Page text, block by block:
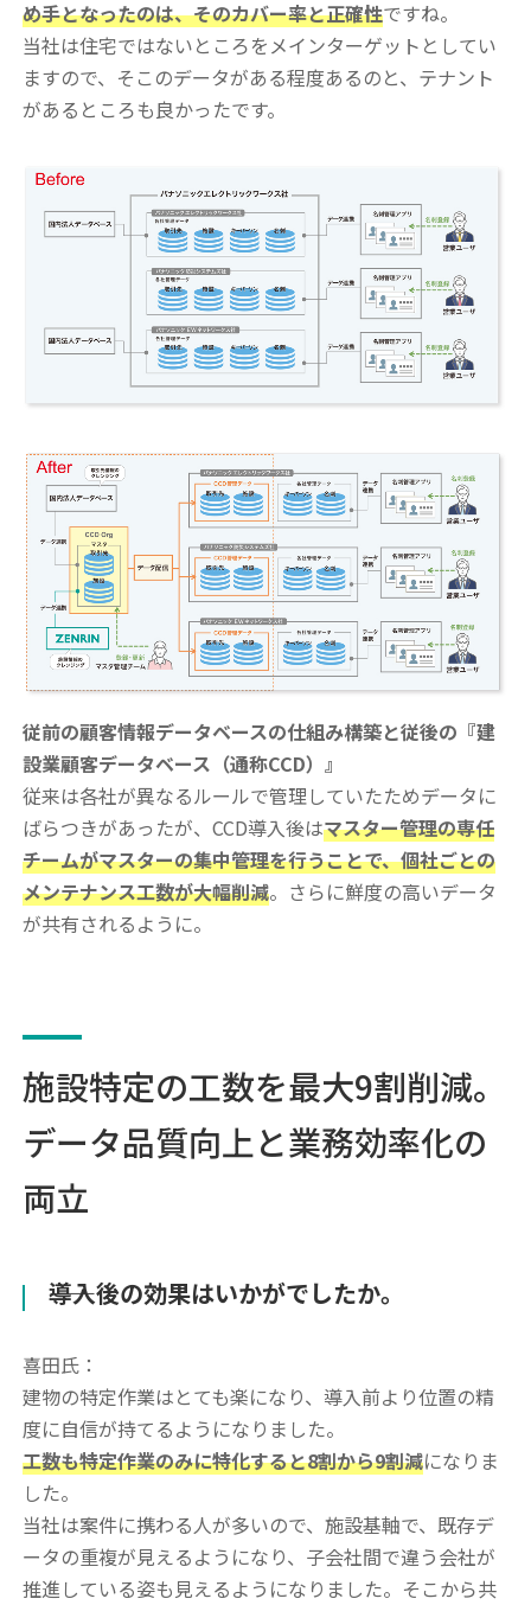
め手となったのは、そのカバー率と正確性ですね。
当社は住宅ではないところをメインターゲットとしてい
ますので、そこのデータがある程度あるのと、テナント
があるところも良かったです。
従前の顧客情報データベースの仕組み構築と従後の『建
設業顧客データベース（通称CCD）』
従来は各社が異なるルールで管理していたためデータに
ばらつきがあったが、CCD導入後はマスター管理の専任
チームがマスターの集中管理を行うことで、個社ごとの
メンテナンス工数が大幅削減。さらに鮮度の高いデータ
が共有されるように。
施設特定の工数を最大9割削減。
データ品質向上と業務効率化の
両立
――導入後の効果はいかがでしたか。
喜田氏：
建物の特定作業はとても楽になり、導入前より位置の精
度に自信が持てるようになりました。
工数も特定作業のみに特化すると8割から9割減になりま
した。
当社は案件に携わる人が多いので、施設基軸で、既存デ
ータの重複が見えるようになり、子会社間で違う会社が
推進している姿も見えるようになりました。そこから共